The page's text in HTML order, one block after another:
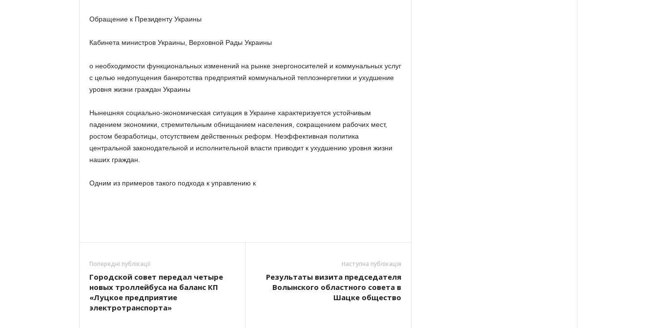
Обращение к Президенту Украины
Кабинета министров Украины, Верховной Рады Украины
о необходимости функциональных изменений на рынке энергоносителей и коммунальных услуг
с целью недопущения банкротства предприятий коммунальной теплоэнергетики и ухудшение
уровня жизни граждан Украины
Нынешняя социально-экономическая ситуация в Украине характеризуется устойчивым
падением экономики, стремительным обнищанием населения, сокращением рабочих мест,
ростом безработицы, отсутствием действенных реформ. Неэффективная политика
центральной законодательной и исполнительной власти приводит к ухудшению уровня жизни
наших граждан.
Одним из примеров такого подхода к управлению к
Попередні публікації
Городской совет передал четыре
новых троллейбуса на баланс КП
«Луцкое предприятие
электротранспорта»
Наступна публікація
Результаты визита председателя
Волынского областного совета в
Шацке общество